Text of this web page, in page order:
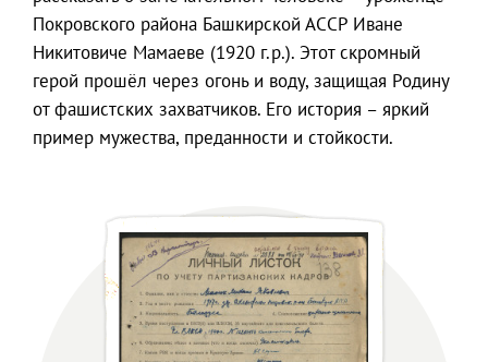
Покровского района Башкирской АССР Иване
Никитовиче Мамаеве (1920 г.р.). Этот скромный
герой прошёл через огонь и воду, защищая Родину
от фашистских захватчиков. Его история – яркий
пример мужества, преданности и стойкости.